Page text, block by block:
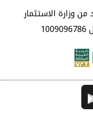
وزارة الاستثمار